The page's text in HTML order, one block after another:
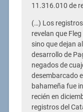
11.316.010 de
(…) Los
revelan que
sino que dejan
desarrollo de
negados de
desembarcado
bahameña fue
recién en
registros del